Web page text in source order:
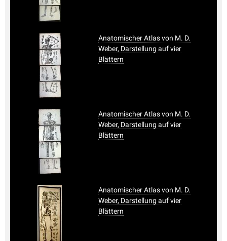
Anatomischer Atlas von M. D.
Weber, Darstellung auf vier
Blättern
Anatomischer Atlas von M. D.
Weber, Darstellung auf vier
Blättern
Anatomischer Atlas von M. D.
Weber, Darstellung auf vier
Blättern